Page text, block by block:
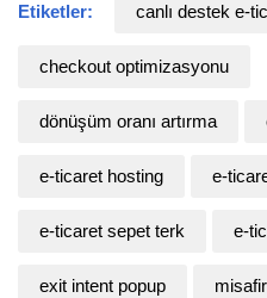
Etiketler: canlı destek e-
checkout optimizasyonu
dönüşüm oranı artırma
e-ticaret hosting e-
e-ticaret sepet terk e-
exit intent popup